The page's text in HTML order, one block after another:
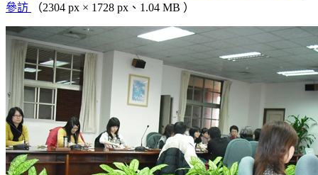
參訪
（2304 px × 1728 px、1.04 MB ）